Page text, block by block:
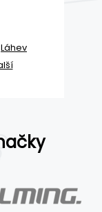
Láhev